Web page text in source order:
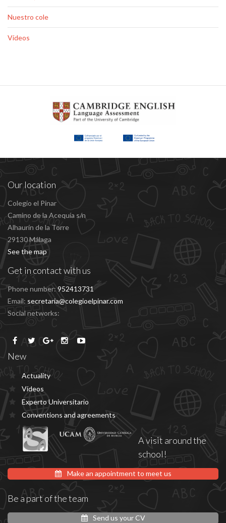
Nuestro cole
Vídeos
Our location
Colegio el Pinar
Camino de la Acequía s/n
Alhaurín de la Torre
29130 Málaga
See the map
Get in contact with us
Phone number: 952413731
Email: secretaria@colegioelpinar.com
Social networks:
New
Actuality
Vídeos
Experto Universitario
Conventions and agreements
A visit around the
school!
Make an appointment to meet us
Be a part of the team
Send us your CV